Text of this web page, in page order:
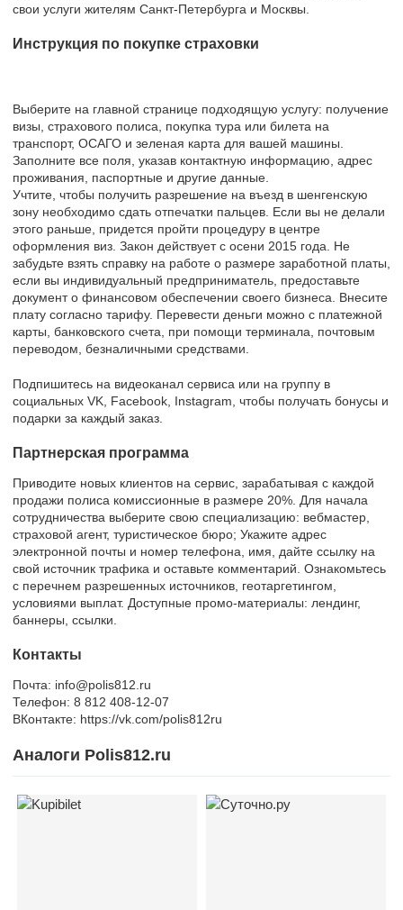
свои услуги жителям Санкт-Петербурга и Москвы.
Инструкция по покупке страховки
Выберите на главной странице подходящую услугу: получение
визы, страхового полиса, покупка тура или билета на
транспорт, ОСАГО и зеленая карта для вашей машины.
Заполните все поля, указав контактную информацию, адрес
проживания, паспортные и другие данные.
Учтите, чтобы получить разрешение на въезд в шенгенскую
зону необходимо сдать отпечатки пальцев. Если вы не делали
этого раньше, придется пройти процедуру в центре
оформления виз. Закон действует с осени 2015 года. Не
забудьте взять справку на работе о размере заработной платы,
если вы индивидуальный предприниматель, предоставьте
документ о финансовом обеспечении своего бизнеса. Внесите
плату согласно тарифу. Перевести деньги можно с платежной
карты, банковского счета, при помощи терминала, почтовым
переводом, безналичными средствами.
Подпишитесь на видеоканал сервиса или на группу в
социальных VK, Facebook, Instagram, чтобы получать бонусы и
подарки за каждый заказ.
Партнерская программа
Приводите новых клиентов на сервис, зарабатывая с каждой
продажи полиса комиссионные в размере 20%. Для начала
сотрудничества выберите свою специализацию: вебмастер,
страховой агент, туристическое бюро; Укажите адрес
электронной почты и номер телефона, имя, дайте ссылку на
свой источник трафика и оставьте комментарий. Ознакомьтесь
с перечнем разрешенных источников, геотаргетингом,
условиями выплат. Доступные промо-материалы: лендинг,
баннеры, ссылки.
Контакты
Почта: info@polis812.ru
Телефон: 8 812 408-12-07
ВКонтакте: https://vk.com/polis812ru
Аналоги Polis812.ru